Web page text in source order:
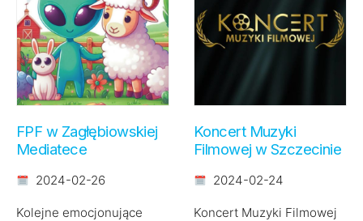
FPF w Zagłębiowskiej
Mediatece
2024-02-26
Kolejne emocjonujące
Koncert Muzyki
Filmowej w Szczecinie
2024-02-24
Koncert Muzyki Filmowej